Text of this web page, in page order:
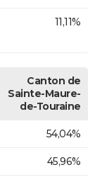
11,11%
Canton de
Sainte-Maure-
de-Touraine
54,04%
45,96%